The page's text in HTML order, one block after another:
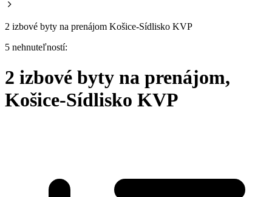
2 izbové byty na prenájom Košice-Sídlisko KVP
5 nehnuteľností:
2 izbové byty na prenájom,
Košice-Sídlisko KVP